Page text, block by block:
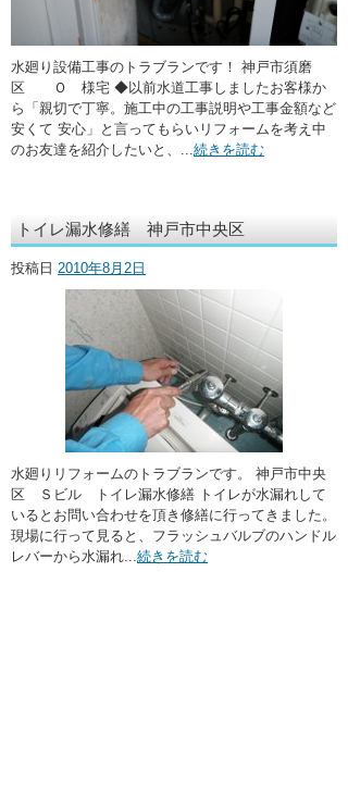
水廻り設備工事のトラブランです！ 神戸市須磨
区 Ｏ 様宅 ◆以前水道工事しましたお客様か
ら「親切で丁寧。施工中の工事説明や工事金額など
安くて 安心」と言ってもらいリフォームを考え中
のお友達を紹介したいと、... 続きを読む
トイレ漏水修繕 神戸市中央区
投稿日 2010年8月2日
水廻りリフォームのトラブランです。 神戸市中央
区 Ｓビル トイレ漏水修繕 トイレが水漏れして
いるとお問い合わせを頂き修繕に行ってきました。
現場に行って見ると、フラッシュバルブのハンドル
レバーから水漏れ... 続きを読む